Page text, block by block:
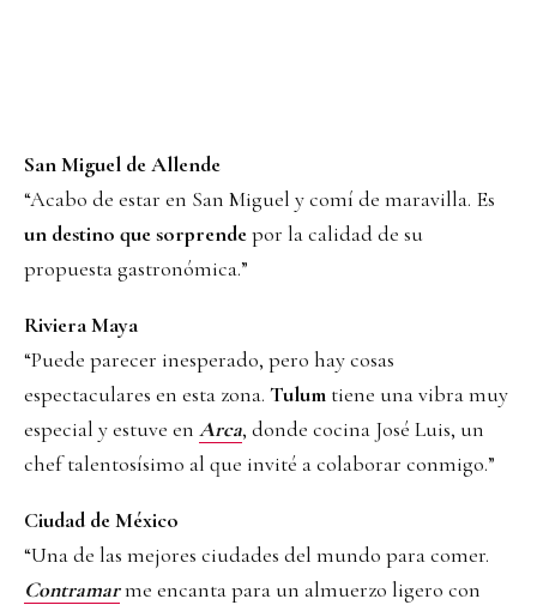
San Miguel de Allende
“Acabo de estar en San Miguel y comí de maravilla. Es
un destino que sorprendepor la calidad de su
propuesta gastronómica.”
Riviera Maya
“Puede parecer inesperado, pero hay cosas
espectaculares en esta zona. Tulum tiene una vibra muy
especial y estuve en Arca, donde cocina José Luis, un
chef talentosísimo al que invité a colaborar conmigo.”
Ciudad de México
“Una de las mejores ciudades del mundo para comer.
Contramarme encanta para un almuerzo ligero con